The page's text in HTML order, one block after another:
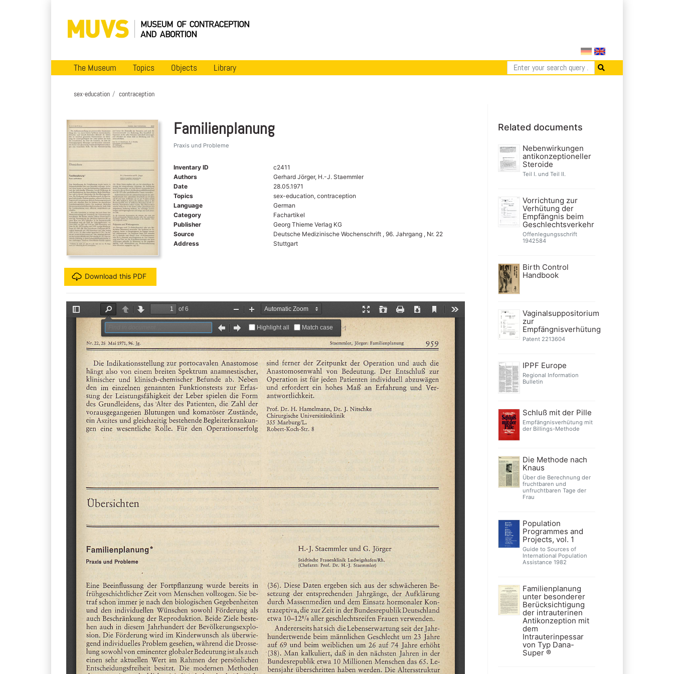
The Museum Topics Objects Library
sex-education contraception
Download this PDF
Familienplanung
Praxis und Probleme
Inventary ID
c2411
Authors
Gerhard Jörger, H.-J. Staemmler
Date
28.05.1971
Topics
sex-education, contraception
Language
German
Category
Fachartikel
Publisher
Georg Thieme Verlag KG
Source
Deutsche Medizinische Wochenschrift , 96. Jahrgang , Nr. 22
Address
Stuttgart
Related documents
Nebenwirkungen
antikonzeptioneller
Steroide
Teil I. und Teil II.
Vorrichtung zur
Verhütung der
Empfängnis beim
Geschlechtsverkehr
Offenlegungsschrift
1942584
Birth Control
Handbook
Vaginalsuppositorium
zur
Empfängnisverhütung
Patent 2213604
IPPF Europe
Regional Information
Bulletin
Schluß mit der Pille
Empfängnisverhütung mit
der Billings-Methode
Die Methode nach
Knaus
Über die Berechnung der
fruchtbaren und
unfruchtbaren Tage der
Frau
Population
Programmes and
Projects, vol. 1
Guide to Sources of
International Population
Assistance 1982
Familienplanung
unter besonderer
Berücksichtigung
der intrauterinen
Antikonzeption mit
dem
Intrauterinpessar
von Typ Dana-
Super ®